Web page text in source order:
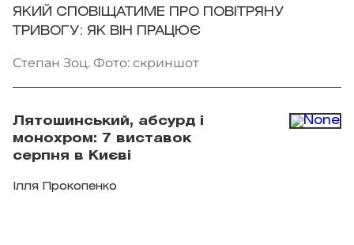
ЯКИЙ СПОВІЩАТИМЕ ПРО ПОВІТРЯНУ
ТРИВОГУ: ЯК ВІН ПРАЦЮЄ
Степан Зоц. Фото: скриншот
Лятошинський, абсурд і
монохром: 7 виставок
серпня в Києві
Ілля Прокопенко